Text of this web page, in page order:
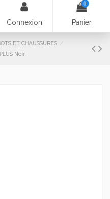
Connexion
0
Panier
ET CHAUSSURES
Noir